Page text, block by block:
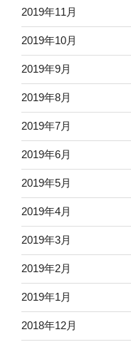
2019年11月
2019年10月
2019年9月
2019年8月
2019年7月
2019年6月
2019年5月
2019年4月
2019年3月
2019年2月
2019年1月
2018年12月